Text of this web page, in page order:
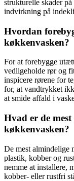
strukturelle skader
indvirkning på
Hvordan
køkkenvasken?
For at forebygge
vedligeholde rør og
inspicere rørene for
for, at vandtrykket
at smide affald i
Hvad er de
køkkenvasken?
De mest almindelige
plastik, kobber og
nemme at installere,
kobber- eller rustfri